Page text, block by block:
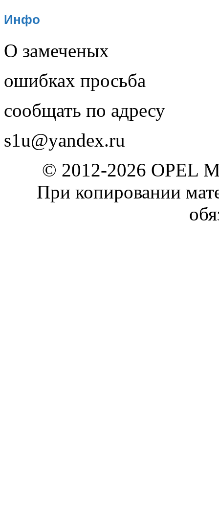
Инфо
О замеченых
ошибках просьба
сообщать по адресу
s1u@yandex.ru
© 2012-2026 OPEL
При копировании